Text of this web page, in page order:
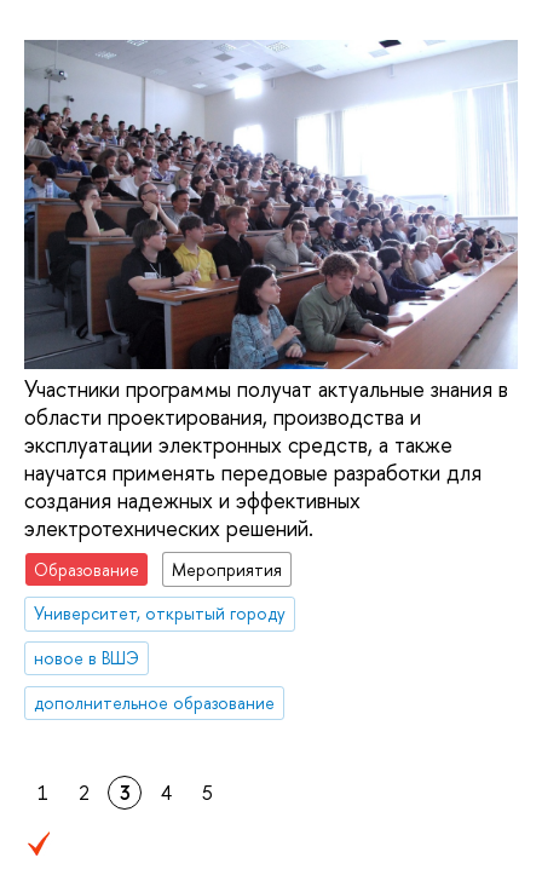
Участники программы получат актуальные знания в
области проектирования, производства и
эксплуатации электронных средств, а также
научатся применять передовые разработки для
создания надежных и эффективных
электротехнических решений.
Образование
Мероприятия
Университет, открытый городу
новое в ВШЭ
дополнительное образование
1 2 3 4 5